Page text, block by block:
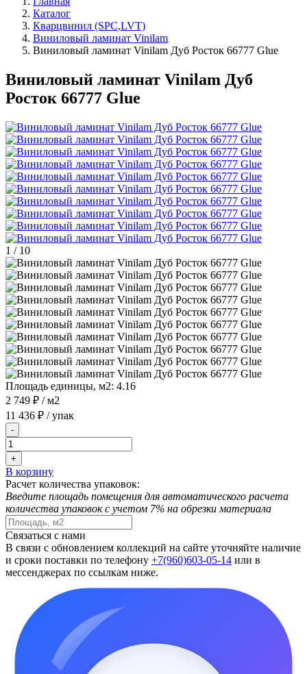
Каталог
Кварцвинил (SPC,LVT)
Виниловый ламинат Vinilam
Виниловый ламинат Vinilam Дуб Росток 66777 Glue
Виниловый ламинат Vinilam Дуб
Росток 66777 Glue
1 / 10
Площадь единицы, м2: 4.16
2 749 ₽ / м2
11 436 ₽ / упак
-
+
В корзину
Расчет количества упаковок:
Введите площадь помещения для автоматического расчета
количества упаковок с учетом 7% на обрезки материала
Связаться с нами
В связи с обновлением коллекций на сайте уточняйте наличие
и сроки поставки по телефону +7(960)603-05-14 или в
мессенджерах по ссылкам ниже.